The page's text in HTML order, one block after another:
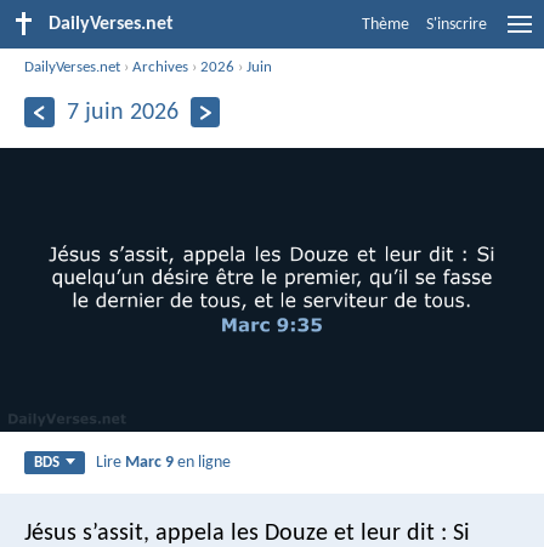
DailyVerses.net Thème S'inscrire
DailyVerses.net ›Archives ›2026 ›Juin
7 juin 2026
BDS Lire Marc 9 en ligne
Jésus s’assit, appela les Douze et leur dit : Si